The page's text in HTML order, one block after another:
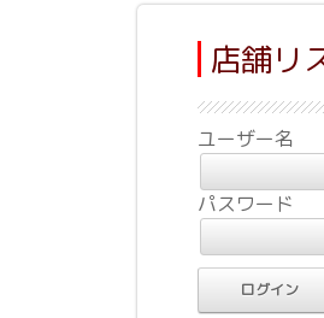
店舗リ
ユーザー名
パスワード